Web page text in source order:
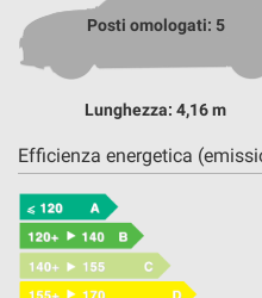
Posti omologati: 5
Lunghezza: 4,16 m
Efficienza energetica